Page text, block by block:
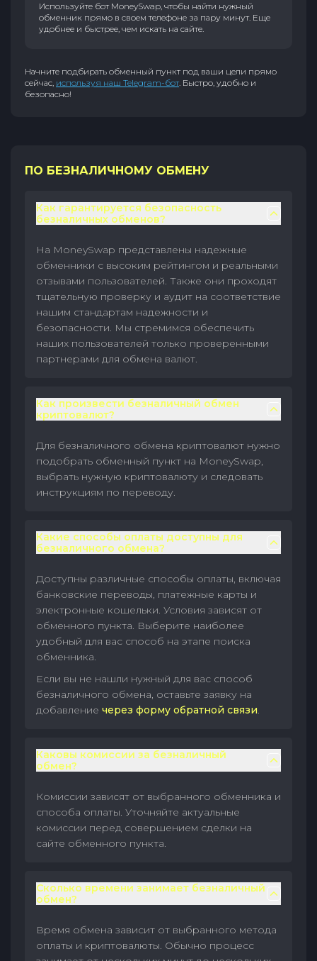
Используйте бот MoneySwap, чтобы найти нужный
обменник прямо в своем телефоне за пару минут. Еще
удобнее и быстрее, чем искать на сайте.
Начните подбирать обменный пункт под ваши цели прямо
сейчас, используя наш Telegram-бот. Быстро, удобно и
безопасно!
ПО БЕЗНАЛИЧНОМУ ОБМЕНУ
Как гарантируется безопасность
безналичных обменов?
На MoneySwap представлены надежные
обменники с высоким рейтингом и реальными
отзывами пользователей. Также они проходят
тщательную проверку и аудит на соответствие
нашим стандартам надежности и
безопасности. Мы стремимся обеспечить
наших пользователей только проверенными
партнерами для обмена валют.
Как произвести безналичный обмен
криптовалют?
Для безналичного обмена криптовалют нужно
подобрать обменный пункт на MoneySwap,
выбрать нужную криптовалюту и следовать
инструкциям по переводу.
Какие способы оплаты доступны для
безналичного обмена?
Доступны различные способы оплаты, включая
банковские переводы, платежные карты и
электронные кошельки. Условия зависят от
обменного пункта. Выберите наиболее
удобный для вас способ на этапе поиска
обменника.
Если вы не нашли нужный для вас способ
безналичного обмена, оставьте заявку на
добавление через форму обратной связи.
Каковы комиссии за безналичный
обмен?
Комиссии зависят от выбранного обменника и
способа оплаты. Уточняйте актуальные
комиссии перед совершением сделки на
сайте обменного пункта.
Сколько времени занимает безналичный
обмен?
Время обмена зависит от выбранного метода
оплаты и криптовалюты. Обычно процесс